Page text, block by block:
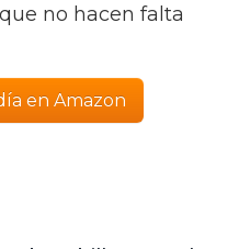
no hacen falta
en Amazon